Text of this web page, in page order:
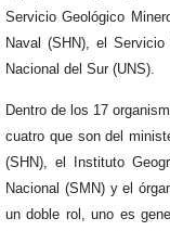
Servicio Geológico
Naval (SHN), el
Nacional del Sur (UNS).
Dentro de los 17
cuatro que son del
(SHN), el Instituto
Nacional (SMN) y el
un doble rol, uno es